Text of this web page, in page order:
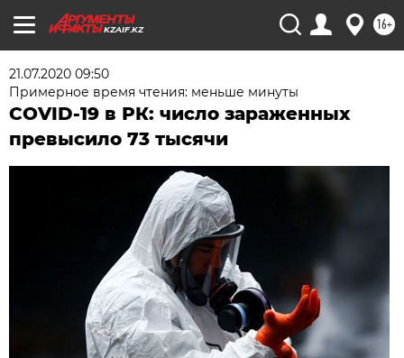
KZAIF.KZ 16+
21.07.2020 09:50
Примерное время чтения: меньше минуты
COVID-19 в РК: число зараженных
превысило 73 тысячи